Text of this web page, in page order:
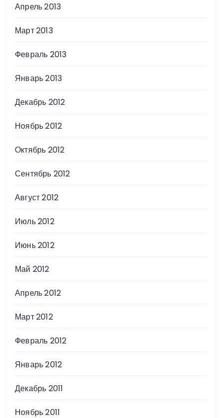
Апрель 2013
Март 2013
Февраль 2013
Январь 2013
Декабрь 2012
Ноябрь 2012
Октябрь 2012
Сентябрь 2012
Август 2012
Июль 2012
Июнь 2012
Май 2012
Апрель 2012
Март 2012
Февраль 2012
Январь 2012
Декабрь 2011
Ноябрь 2011